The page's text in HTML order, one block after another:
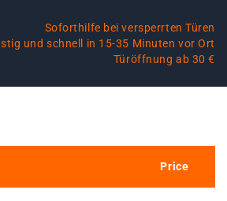
Soforthilfe bei versperrten Türen
und schnell in 15-35 Minuten vor Ort
Türöffnung ab 30 €
Price